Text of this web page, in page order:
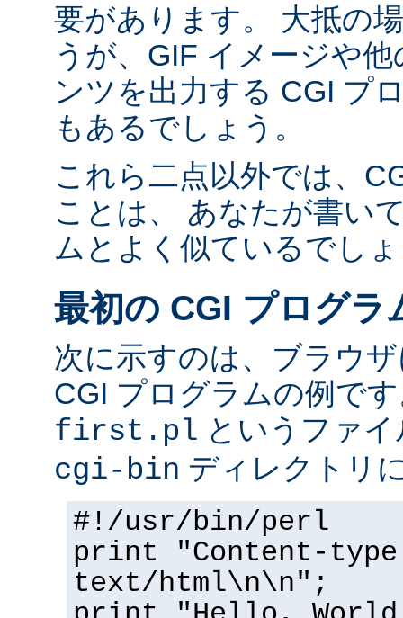
要があります。 大抵の
うが、GIF イメージや
ンツを出力する CGI プ
もあるでしょう。
これら二点以外では、
ことは、 あなたが書い
ムとよく似ているでし
最初の CGI プログラ
次に示すのは、ブラウ
CGI プログラムの例で
first.pl というファ
cgi-bin ディレクトリ
#!/usr/bin/perl
print "Content-
text/html\n\n";